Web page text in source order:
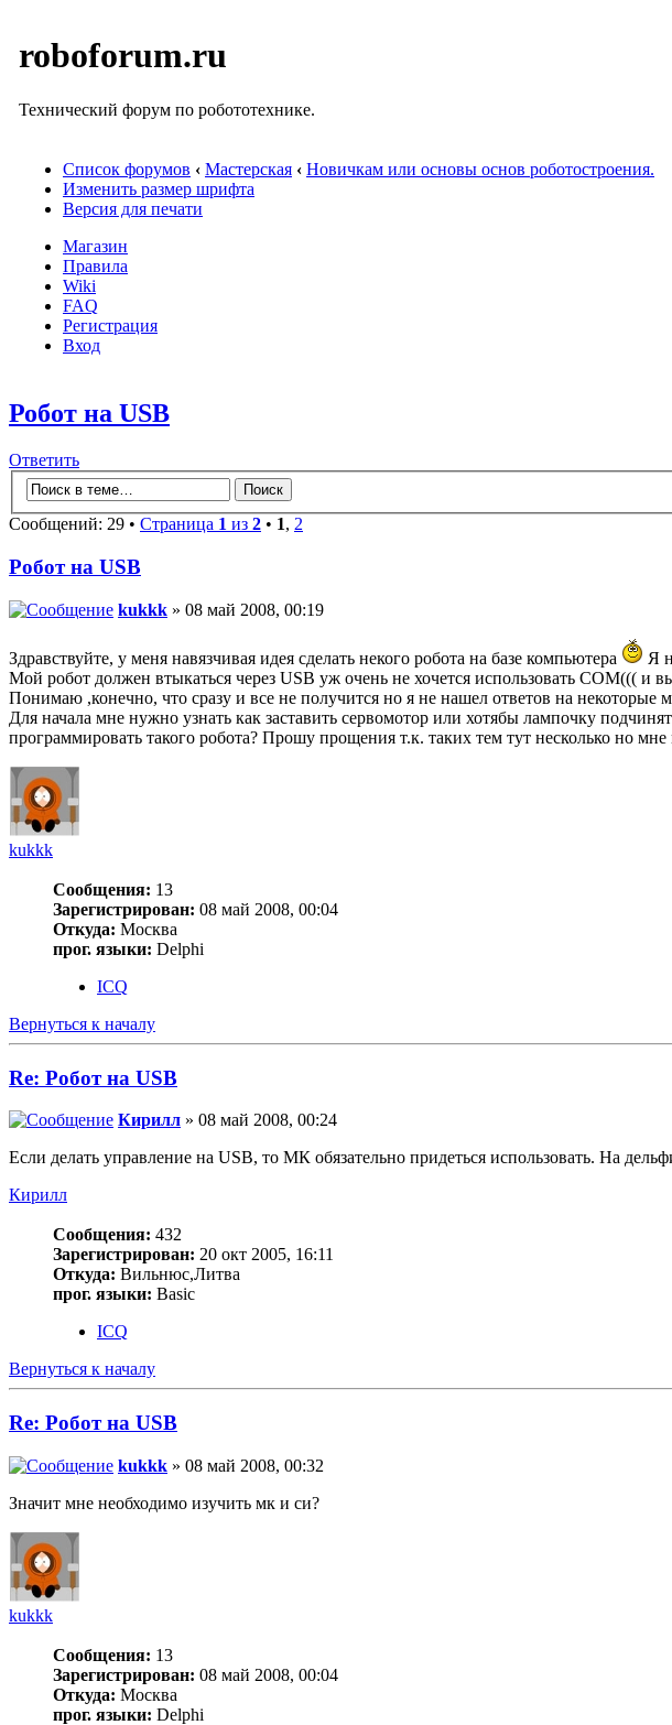
roboforum.ru
Технический форум по робототехнике.
Список форумов ‹ Мастерская ‹ Новичкам или основы основ роботостроения.
Изменить размер шрифта
Версия для печати
Магазин
Правила
Wiki
FAQ
Регистрация
Вход
Робот на USB
Ответить
Сообщений: 29 • Страница 1 из 2 • 1, 2
Робот на USB
kukkk » 08 май 2008, 00:19
Здравствуйте, у меня навязчивая идея сделать некого робота на базе компьютера
Я
Мой робот должен втыкаться через USB уж очень не хочется использовать COM((( и
Понимаю ,конечно, что сразу и все не получится но я не нашел ответов на некоторые
Для начала мне нужно узнать как заставить сервомотор или хотябы лампочку
программировать такого робота? Прошу прощения т.к. таких тем тут несколько но
kukkk
Сообщения: 13
Зарегистрирован: 08 май 2008, 00:04
Откуда: Москва
прог. языки: Delphi
ICQ
Вернуться к началу
Re: Робот на USB
Кирилл » 08 май 2008, 00:24
Если делать управление на USB, то МК обязательно придеться использовать. На
Кирилл
Сообщения: 432
Зарегистрирован: 20 окт 2005, 16:11
Откуда: Вильнюс,Литва
прог. языки: Basic
ICQ
Вернуться к началу
Re: Робот на USB
kukkk » 08 май 2008, 00:32
Значит мне необходимо изучить мк и си?
kukkk
Сообщения: 13
Зарегистрирован: 08 май 2008, 00:04
Откуда: Москва
прог. языки: Delphi